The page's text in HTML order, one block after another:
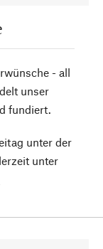
- all
unser
fundiert.
unter der
unter